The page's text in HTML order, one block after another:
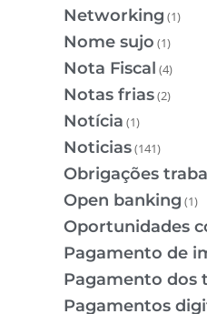
Networking (1)
Nome sujo (1)
Nota Fiscal (4)
Notas frias(2)
Notícia (1)
Noticias(141)
Obrigações
Open banking (1)
Oportunidades
Pagamento de
Pagamento dos
Pagamentos